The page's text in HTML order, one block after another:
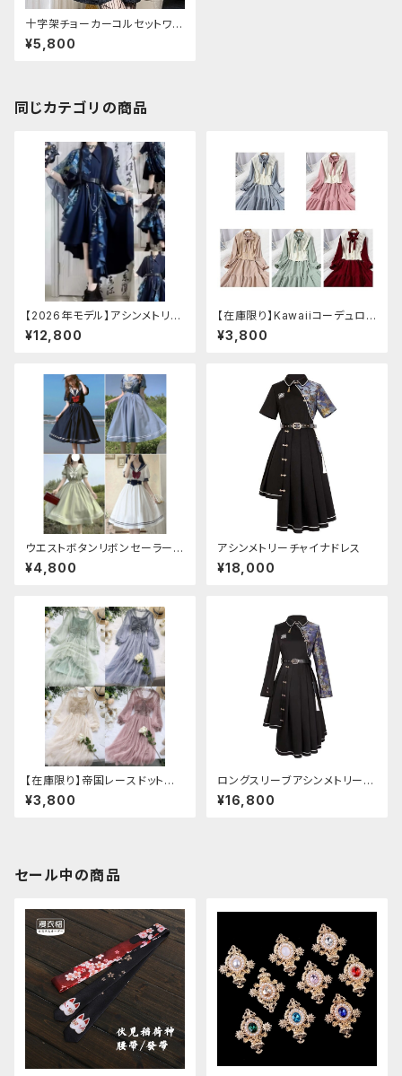
十字架チョーカーコルセットワン
ピース
¥5,800
同じカテゴリの商品
【2026年モデル】アシンメトリー
チャイナ改良ドレス
¥12,800
【在庫限り】Kawaiiコーデュロイ
ニットワンピースセットアップ
¥3,800
ウエストボタンリボンセーラーワ
ンピース
¥4,800
アシンメトリーチャイナドレス
¥18,000
【在庫限り】帝国レースドットワ
ンピース
¥3,800
ロングスリーブアシンメトリーチ
ャイナドレス
¥16,800
セール中の商品